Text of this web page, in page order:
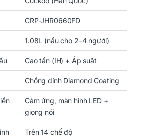
CRP-JHR0660FD
1.08L (nấu cho 2–4 người)
Cao tần (IH) + Áp suất
Chống dính Diamond Coating
Cảm ứng, màn hình LED +
giọng nói
Trên 14 chế độ